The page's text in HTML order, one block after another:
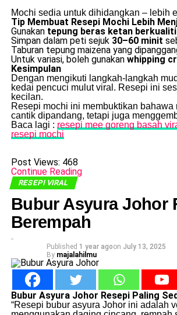
Mochi sedia untuk dihidangkan – lebih
Tip Membuat Resepi Mochi Lebih
Gunakan tepung beras ketan
Simpan dalam peti sejuk 30–60 minit
Taburan tepung maizena yang
Untuk variasi, boleh gunakan whipping
Kesimpulan
Dengan mengikuti langkah-langkah
kedai pencuci mulut viral. Resepi ini
kecilan.
Resepi mochi ini membuktikan
cantik dipandang, tetapi juga
Baca lagi : resepi mee goreng basah
resepi mochi
Post Views: 468
Continue Reading
RESEPI VIRAL
Bubur Asyura Johor
Berempah
Published 1 year agoon July 13, 2025
By majalahilmu
Bubur Asyura Johor Resepi Paling
“Resepi bubur asyura Johor ini adalah